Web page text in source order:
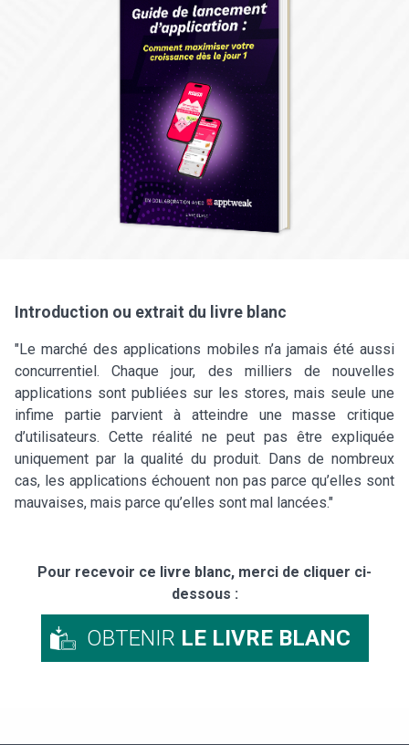
Introduction ou extrait du livre blanc
"Le marché des applications mobiles n’a jamais été aussi
concurrentiel. Chaque jour, des milliers de nouvelles
applications sont publiées sur les stores, mais seule une
infime partie parvient à atteindre une masse critique
d’utilisateurs. Cette réalité ne peut pas être expliquée
uniquement par la qualité du produit. Dans de nombreux
cas, les applications échouent non pas parce qu’elles sont
mauvaises, mais parce qu’elles sont mal lancées."
Pour recevoir ce livre blanc, merci de cliquer ci-
dessous :
OBTENIR LE LIVRE BLANC